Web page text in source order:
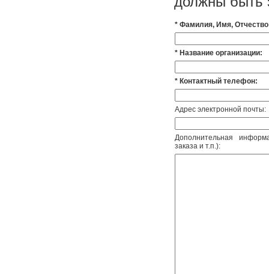
* Фамилия, Имя,
* Название организации:
* Контактный телефон:
Адреc электронной почты:
Дополнительная
заказа и т.п.):